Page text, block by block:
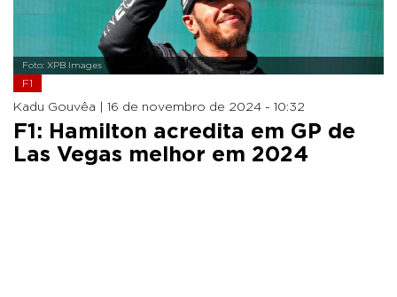
Foto: XPB Images
F1
Kadu Gouvêa | 16 de novembro de 2024 - 10:32
F1: Hamilton acredita em GP de
Las Vegas melhor em 2024